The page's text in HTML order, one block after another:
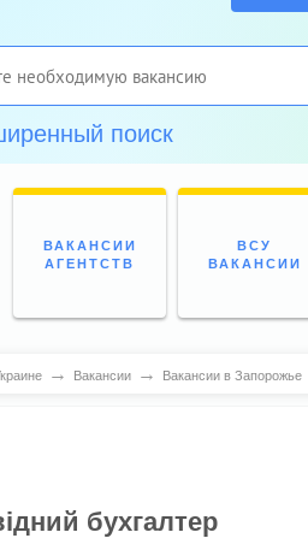
поиск
ВАКАНСИИ
АГЕНТСТВ
ВСУ
ВАКАНСИИ
→ Вакансии → Вакансии в Запорожье
бухгалтер